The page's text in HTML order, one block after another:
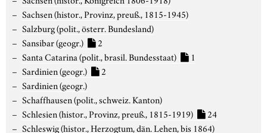
Sachsen (histor., Provinz, preuß., 1815-1945)
Salzburg (polit., österr. Bundesland)
Sansibar (geogr.)
2
Santa Catarina (polit., brasil. Bundesstaat)
1
Sardinien (geogr.)
2
Sardinien (geogr.)
Schaffhausen (polit., schweiz. Kanton)
Schlesien (histor., Provinz, preuß., 1815-1919)
24
Schleswig (histor., Herzogtum, dän. Lehen, bis 1864)